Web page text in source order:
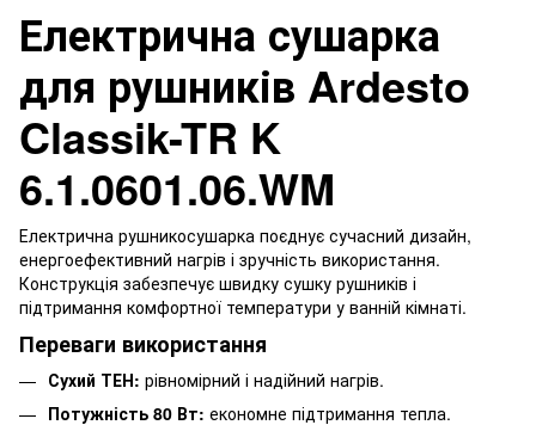
Електрична сушарка
для рушників Ardesto
Classik-TR K
6.1.0601.06.WM
Електрична рушникосушарка поєднує сучасний дизайн,
енергоефективний нагрів і зручність використання.
Конструкція забезпечує швидку сушку рушників і
підтримання комфортної температури у ванній кімнаті.
Переваги використання
Сухий ТЕН: рівномірний і надійний нагрів.
Потужність 80 Вт: економне підтримання тепла.